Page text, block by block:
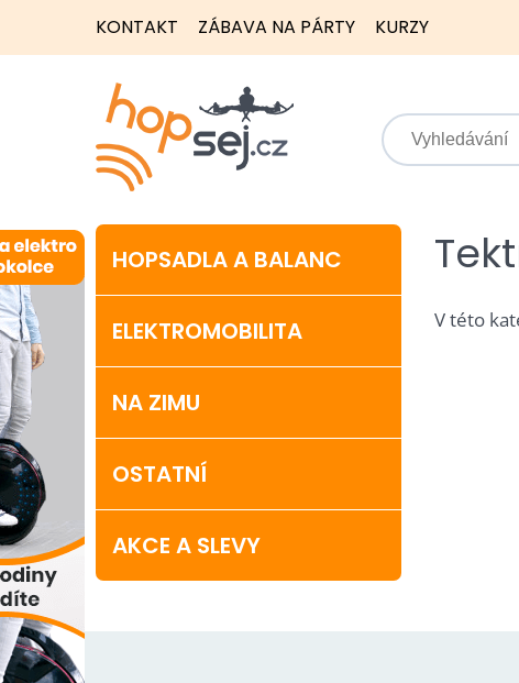
KONTAKT ZÁBAVA NA PÁRTY KURZY
HOPSADLA A BALANC
ELEKTROMOBILITA
NA ZIMU
OSTATNÍ
AKCE A SLEVY
V této